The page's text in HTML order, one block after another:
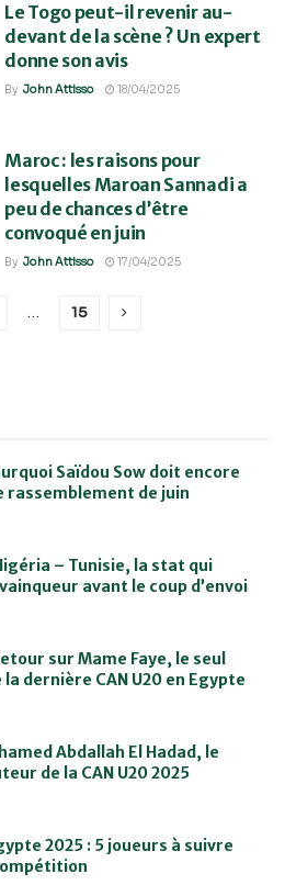
Le Togo peut-il revenir au-
devant de la scène ? Un expert
donne son avis
By John Attisso 18/04/2025
Maroc : les raisons pour
lesquelles Maroan Sannadi a
peu de chances d’être
convoqué en juin
By John Attisso 17/04/2025
… 15
Saïdou Sow doit encore
rassemblement de juin
– Tunisie, la stat qui
avant le coup d’envoi
sur Mame Faye, le seul
dernière CAN U20 en Egypte
Abdallah El Hadad, le
de la CAN U20 2025
2025 : 5 joueurs à suivre